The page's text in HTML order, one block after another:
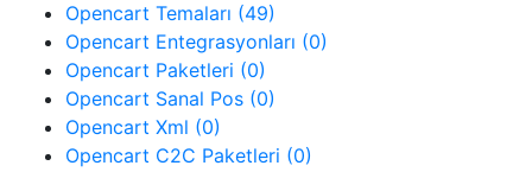
Opencart Temaları (49)
Opencart Entegrasyonları (0)
Opencart Paketleri (0)
Opencart Sanal Pos (0)
Opencart Xml (0)
Opencart C2C Paketleri (0)